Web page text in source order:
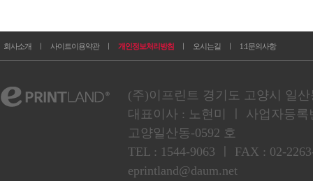
회사소개 ㅣ 사이트이용약관 ㅣ 개인정보처리방침 ㅣ 오시는길 ㅣ 1:1문의사항
(주)이프린트 경기도 고양시 일
대표이사 : 노현미 ㅣ 사업자등록
고양일산동-0592 호
TEL : 1544-9063 ㅣ FAX : 02-
eprintland@daum.net